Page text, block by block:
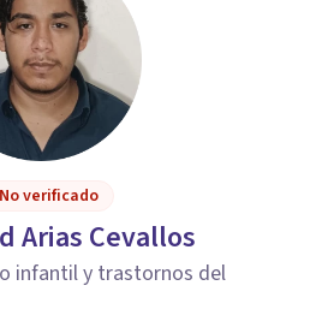
No verificado
Arias Cevallos
infantil y trastornos del